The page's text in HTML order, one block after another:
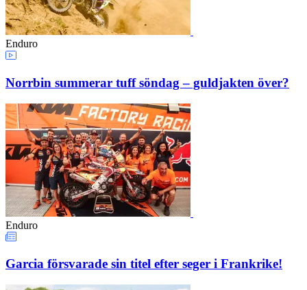
Enduro
Norrbin summerar tuff söndag – guldjakten över?
Enduro
Garcia försvarade sin titel efter seger i Frankrike!